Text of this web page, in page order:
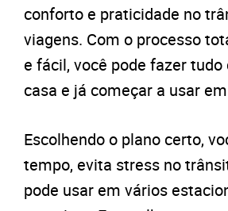
conforto e praticidade no
viagens. Com o processo
e fácil, você pode fazer tudo
casa e já começar a usar
Escolhendo o plano certo,
tempo, evita stress no
pode usar em vários